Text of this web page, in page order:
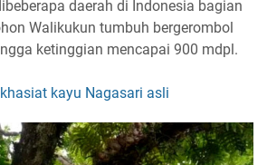
daerah di Indonesia bagian
Walikukun tumbuh bergerombol
ketinggian mencapai 900 mdpl.
kayu Nagasari asli